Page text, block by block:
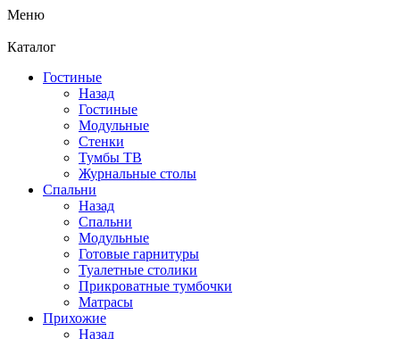
Меню
Каталог
Гостиные
Назад
Гостиные
Модульные
Стенки
Тумбы ТВ
Журнальные столы
Спальни
Назад
Спальни
Модульные
Готовые гарнитуры
Туалетные столики
Прикроватные тумбочки
Матрасы
Прихожие
Назад